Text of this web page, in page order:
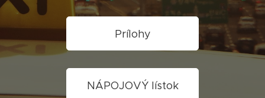
Prílohy
NÁPOJOVÝ lístok